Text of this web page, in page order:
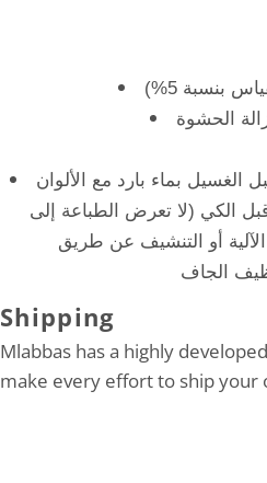
الغسيل بماء بارد مع الألوان
الكي (لا تعرض الطباعة إلى
أو التنشيف عن طريق
Shipping
Mlabbas has a highly
make every effort to ship your